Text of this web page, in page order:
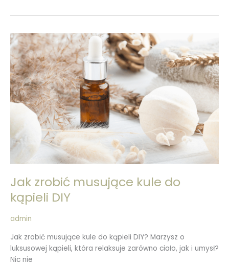
Jak zrobić musujące kule do
kąpieli DIY
admin
Jak zrobić musujące kule do kąpieli DIY? Marzysz o
luksusowej kąpieli, która relaksuje zarówno ciało, jak i umysł?
Nic nie
Jak
zrobić
musujące
kule
do
kąpieli
DIY